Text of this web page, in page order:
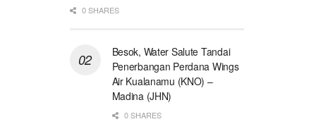
0 SHARES
Besok, Water Salute Tandai
Penerbangan Perdana Wings
Air Kualanamu (KNO) –
Madina (JHN)
0 SHARES